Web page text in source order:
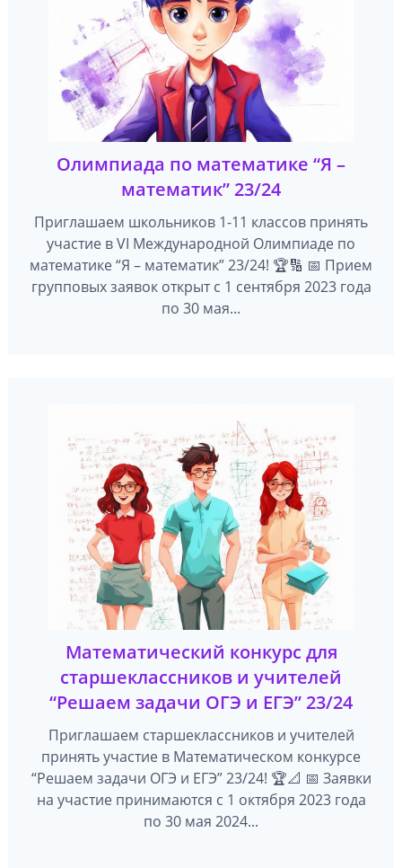
Олимпиада по математике “Я –
математик” 23/24
Приглашаем школьников 1-11 классов принять
участие в VI Международной Олимпиаде по
математике “Я – математик” 23/24! 🏆🔢 📅 Прием
групповых заявок открыт с 1 сентября 2023 года
по 30 мая...
Математический конкурс для
старшеклассников и учителей
“Решаем задачи ОГЭ и ЕГЭ” 23/24
Приглашаем старшеклассников и учителей
принять участие в Математическом конкурсе
“Решаем задачи ОГЭ и ЕГЭ” 23/24! 🏆📐 📅 Заявки
на участие принимаются с 1 октября 2023 года
по 30 мая 2024...